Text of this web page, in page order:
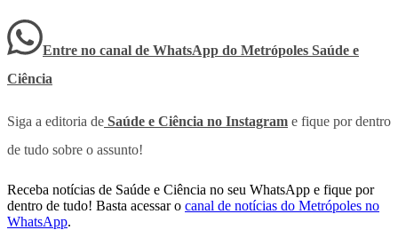
Entre no canal de WhatsApp do Metrópoles Saúde e
Ciência
Siga a editoria de Saúde e Ciência no Instagram e fique por dentro
de tudo sobre o assunto!
Receba notícias de Saúde e Ciência no seu WhatsApp e fique por
dentro de tudo! Basta acessar o canal de notícias do Metrópoles no
WhatsApp.